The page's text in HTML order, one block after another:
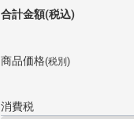
合計金額(税込)
商品価格(税別)
消費税